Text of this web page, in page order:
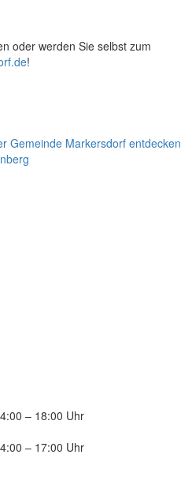
oder werden Sie selbst zum
!
– 18:00 Uhr
– 17:00 Uhr